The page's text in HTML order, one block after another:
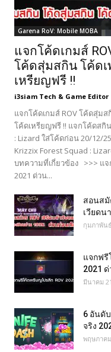
Garena RoV: Mobile MOBA
แจกโค้ดเกมส์
โค้ดสุ่มสกิน โค้ด
เหรียญฟรี !!
i3siam Tech & Game Editor
แจกโค้ดเกมส์ ROV โค้ดสุ่ม
โค้ดเหรียญฟรี !! แจกโค้ดสกิ
: Lizard ใส่โค้ดก่อน 20/12/
Krizzix Forest Squad :
บทความที่เกี่ยวข้อง >>> แจ
2021 ด่วน...
สอนสมั
เวียดน
กุมภาพัน
แจกฟรี
2021
มีนาคม
6 อันดับ
จริง
พฤษภาค